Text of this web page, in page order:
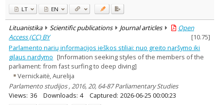
LT EN
Lituanistika Scientific publications Journal articles
Open
Access (CC) BY
[10.75]
Parlamento narių informacijos ieškos stiliai: nuo greito naršymo iki
gilaus nardymo [Information seeking styles of the members of the
parliament: from fast surfing to deep diving]
Vernickaitė, Aurelija
Parlamento studijos , 2016, 20, 64-87 Parliamentary Studies
Views: 36 Downloads: 4 Captured: 2026-06-25 00:00:23